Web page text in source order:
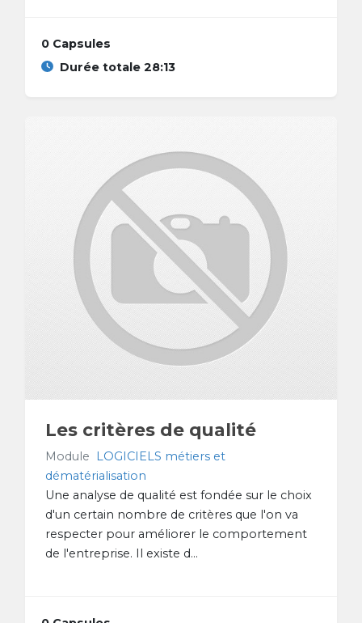
0 Capsules
Durée totale 28:13
Les critères de qualité
Module
LOGICIELS métiers et
dématérialisation
Une analyse de qualité est fondée sur le choix
d'un certain nombre de critères que l'on va
respecter pour améliorer le comportement
de l'entreprise. Il existe d...